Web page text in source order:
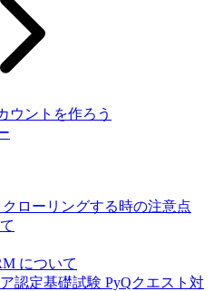
ウントを作ろう
ローリングする時の注意点
について
認定基礎試験 PyQクエスト対